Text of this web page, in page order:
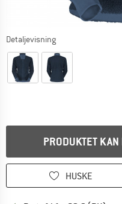
Detaljevisning
PRODUKTET
HUSKE